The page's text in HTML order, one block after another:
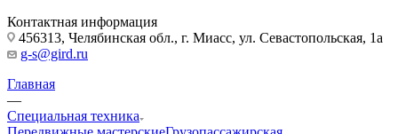
Контактная информация
456313, Челябинская обл., г. Миасс, ул. Севастопольская, 1а
g-s@gird.ru
Главная
—
Специальная техника